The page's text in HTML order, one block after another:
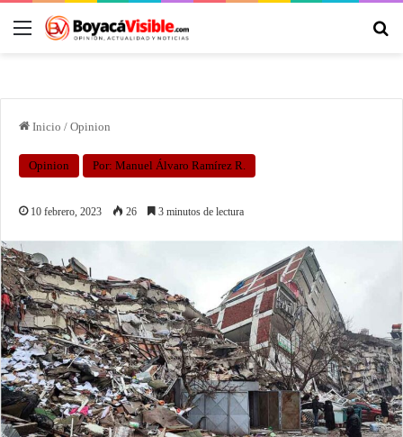
Inicio / Opinion
Opinion Por: Manuel Álvaro Ramírez R.
10 febrero, 2023 26 3 minutos de lectura